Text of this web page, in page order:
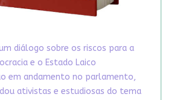
diálogo sobre os riscos para a
e o Estado Laico
em andamento no parlamento,
ativistas e estudiosas do tema